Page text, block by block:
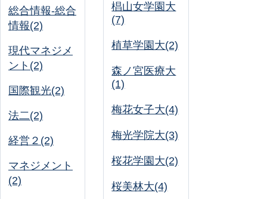
総合情報-総合
情報(2)
現代マネジメ
ント(2)
国際観光(2)
法二(2)
経営２(2)
マネジメント
(2)
椙山女学園大
(7)
植草学園大(2)
森ノ宮医療大
(1)
梅花女子大(4)
梅光学院大(3)
桜花学園大(2)
桜美林大(4)